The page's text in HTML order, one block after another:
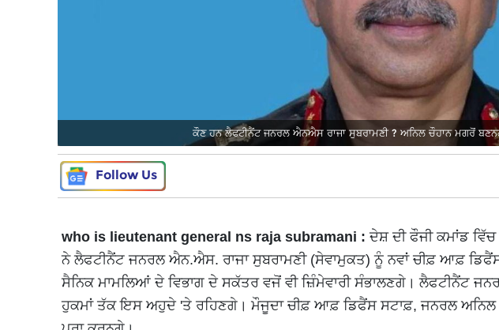
ਕੌਣ ਹਨ ਲੈਫਟੀਨੈਂਟ ਜਨਰਲ ਐਨਐਸ ਰਾਜਾ ਸੁਬਰਾਮਣੀ ? ਅਨਿਲ ਚੌਹਾਨ ਮਗਰੋਂ
Follow Us
who is lieutenant general ns raja subramani : ਦੇਸ਼ ਦੀ ਫੌਜੀ ਕਮਾਂਡ
ਨੇ ਲੈਫਟੀਨੈਂਟ ਜਨਰਲ ਐਨ.ਐਸ. ਰਾਜਾ ਸੁਬਰਾਮਣੀ (ਸੇਵਾਮੁਕਤ) ਨੂੰ ਨਵਾਂ ਚੀਫ਼ ਆਫ਼
ਸੈਨਿਕ ਮਾਮਲਿਆਂ ਦੇ ਵਿਭਾਗ ਦੇ ਸਕੱਤਰ ਵਜੋਂ ਵੀ ਜ਼ਿੰਮੇਵਾਰੀ ਸੰਭਾਲਣਗੇ। ਲੈਫਟੀਨੈਂਟ
ਹੁਕਮਾਂ ਤੱਕ ਇਸ ਅਹੁਦੇ 'ਤੇ ਰਹਿਣਗੇ। ਮੌਜੂਦਾ ਚੀਫ਼ ਆਫ਼ ਡਿਫੈਂਸ ਸਟਾਫ਼, ਜਨਰਲ ਅਨਿਲ